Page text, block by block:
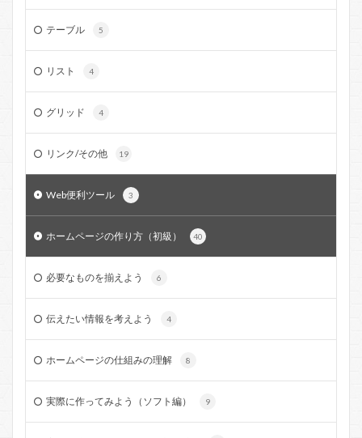
テーブル 5
リスト 4
グリッド 4
リンク/その他 19
Web便利ツール 3
ホームページの作り方（初級） 40
必要なものを揃えよう 6
伝えたい情報を考えよう 4
ホームページの仕組みの理解 8
実際に作ってみよう（ソフト編） 9